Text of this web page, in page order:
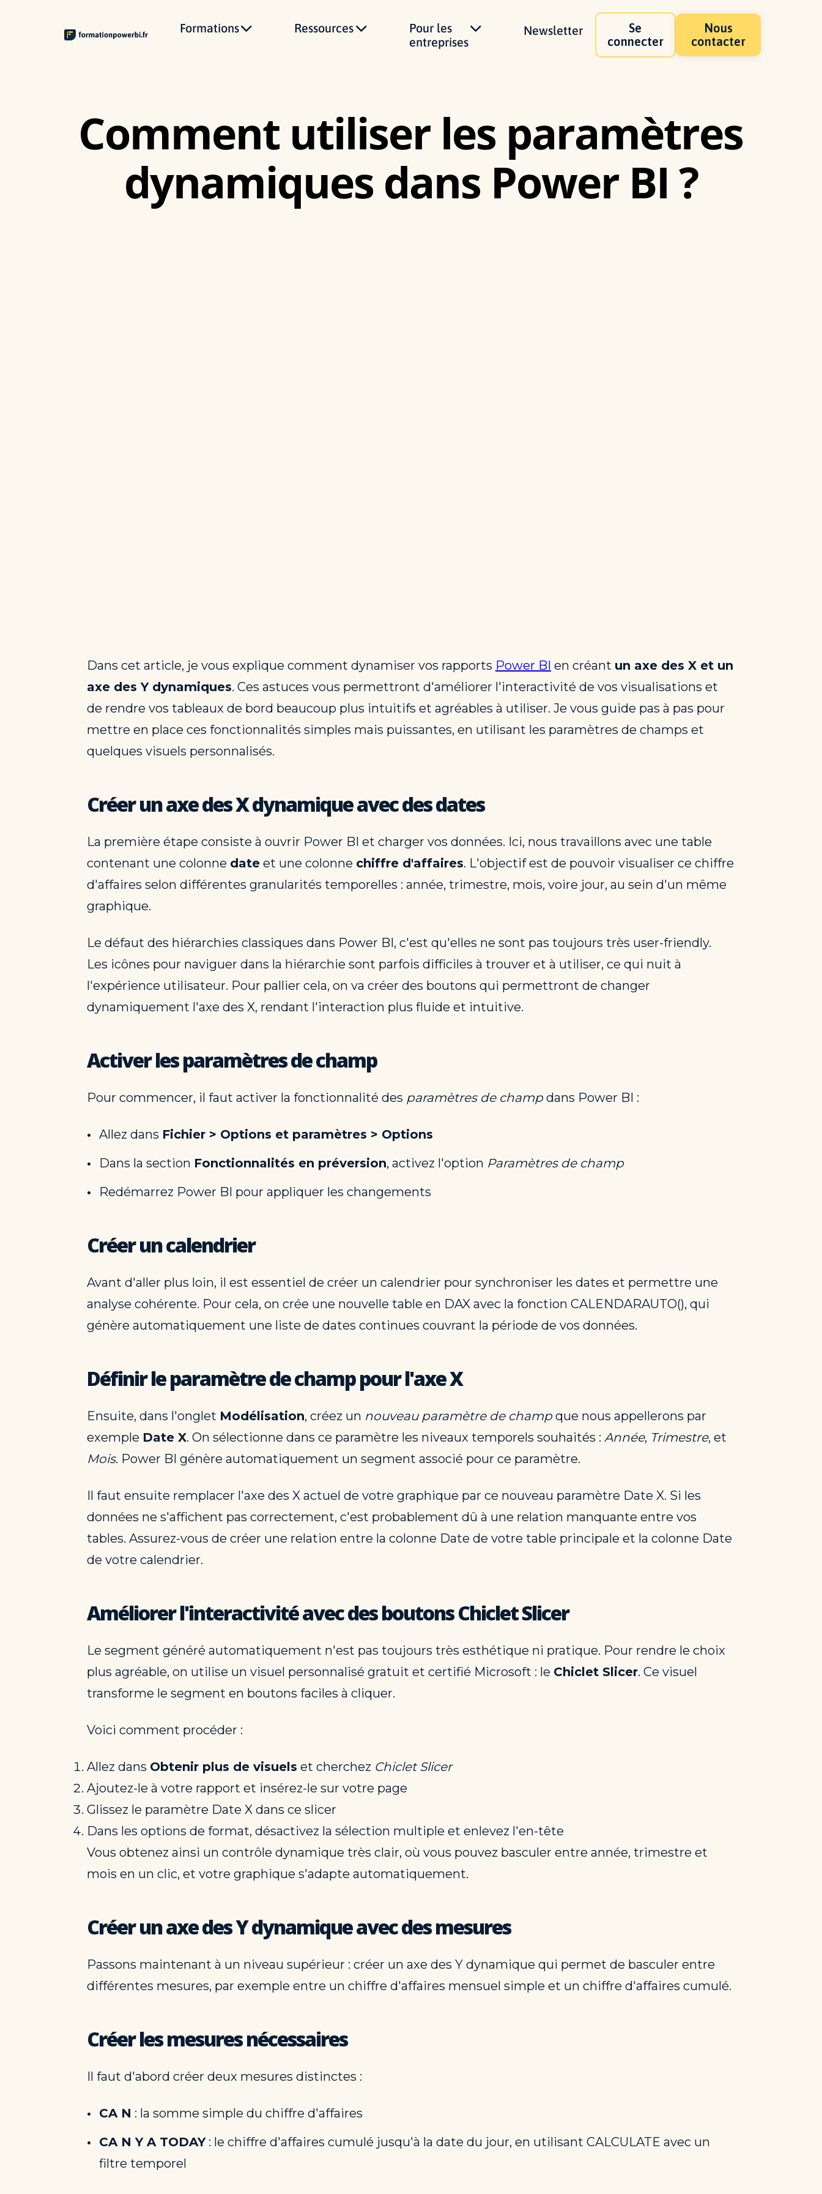
Formations Ressources
Pour les
entreprises
Newsletter
Se
connecter
Nous
contacter
Comment utiliser les paramètres
dynamiques dans Power BI ?
Dans cet article, je vous explique comment dynamiser vos rapports Power BI en créant un axe des X et un
axe des Y dynamiques. Ces astuces vous permettront d'améliorer l'interactivité de vos visualisations et
de rendre vos tableaux de bord beaucoup plus intuitifs et agréables à utiliser. Je vous guide pas à pas pour
mettre en place ces fonctionnalités simples mais puissantes, en utilisant les paramètres de champs et
quelques visuels personnalisés.
Créer un axe des X dynamique avec des dates
La première étape consiste à ouvrir Power BI et charger vos données. Ici, nous travaillons avec une table
contenant une colonne date et une colonne chiffre d'affaires. L'objectif est de pouvoir visualiser ce chiffre
d'affaires selon différentes granularités temporelles : année, trimestre, mois, voire jour, au sein d'un même
graphique.
Le défaut des hiérarchies classiques dans Power BI, c'est qu'elles ne sont pas toujours très user-friendly.
Les icônes pour naviguer dans la hiérarchie sont parfois difficiles à trouver et à utiliser, ce qui nuit à
l'expérience utilisateur. Pour pallier cela, on va créer des boutons qui permettront de changer
dynamiquement l'axe des X, rendant l'interaction plus fluide et intuitive.
Activer les paramètres de champ
Pour commencer, il faut activer la fonctionnalité des paramètres de champdans Power BI :
Allez dans Fichier > Options et paramètres > Options
Dans la section Fonctionnalités en préversion, activez l'option Paramètres de champ
Redémarrez Power BI pour appliquer les changements
Créer un calendrier
Avant d'aller plus loin, il est essentiel de créer un calendrier pour synchroniser les dates et permettre une
analyse cohérente. Pour cela, on crée une nouvelle table en DAX avec la fonction CALENDARAUTO(), qui
génère automatiquement une liste de dates continues couvrant la période de vos données.
Définir le paramètre de champ pour l'axe X
Ensuite, dans l'onglet Modélisation, créez un nouveau paramètre de champque nous appellerons par
exemple Date X. On sélectionne dans ce paramètre les niveaux temporels souhaités : Année, Trimestre, et
Mois. Power BI génère automatiquement un segment associé pour ce paramètre.
Il faut ensuite remplacer l'axe des X actuel de votre graphique par ce nouveau paramètre Date X. Si les
données ne s'affichent pas correctement, c'est probablement dû à une relation manquante entre vos
tables. Assurez-vous de créer une relation entre la colonne Date de votre table principale et la colonne Date
de votre calendrier.
Améliorer l'interactivité avec des boutons Chiclet Slicer
Le segment généré automatiquement n'est pas toujours très esthétique ni pratique. Pour rendre le choix
plus agréable, on utilise un visuel personnalisé gratuit et certifié Microsoft : le Chiclet Slicer. Ce visuel
transforme le segment en boutons faciles à cliquer.
Voici comment procéder :
Allez dans Obtenir plus de visuels et cherchez Chiclet Slicer
Ajoutez-le à votre rapport et insérez-le sur votre page
Glissez le paramètre Date X dans ce slicer
Dans les options de format, désactivez la sélection multiple et enlevez l'en-tête
Vous obtenez ainsi un contrôle dynamique très clair, où vous pouvez basculer entre année, trimestre et
mois en un clic, et votre graphique s'adapte automatiquement.
Créer un axe des Y dynamique avec des mesures
Passons maintenant à un niveau supérieur : créer un axe des Y dynamique qui permet de basculer entre
différentes mesures, par exemple entre un chiffre d'affaires mensuel simple et un chiffre d'affaires cumulé.
Créer les mesures nécessaires
Il faut d'abord créer deux mesures distinctes :
CA N : la somme simple du chiffre d'affaires
CA N Y A TODAY: le chiffre d'affaires cumulé jusqu'à la date du jour, en utilisant CALCULATE avec un
filtre temporel